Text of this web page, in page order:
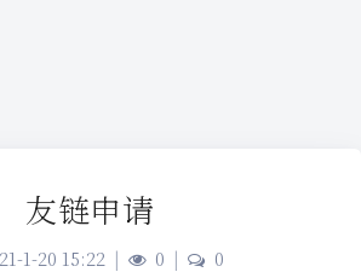
友链申请
1-20 15:22 | 0 |
0